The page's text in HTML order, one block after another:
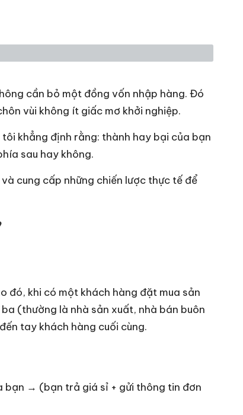
cần bỏ một đồng vốn nhập hàng. Đó
vùi không ít giấc mơ khởi nghiệp.
khẳng định rằng: thành hay bại của bạn
sau hay không.
cung cấp những chiến lược thực tế để
đó, khi có một khách hàng đặt mua sản
(thường là nhà sản xuất, nhà bán buôn
tay khách hàng cuối cùng.
→ (bạn trả giá sỉ + gửi thông tin đơn